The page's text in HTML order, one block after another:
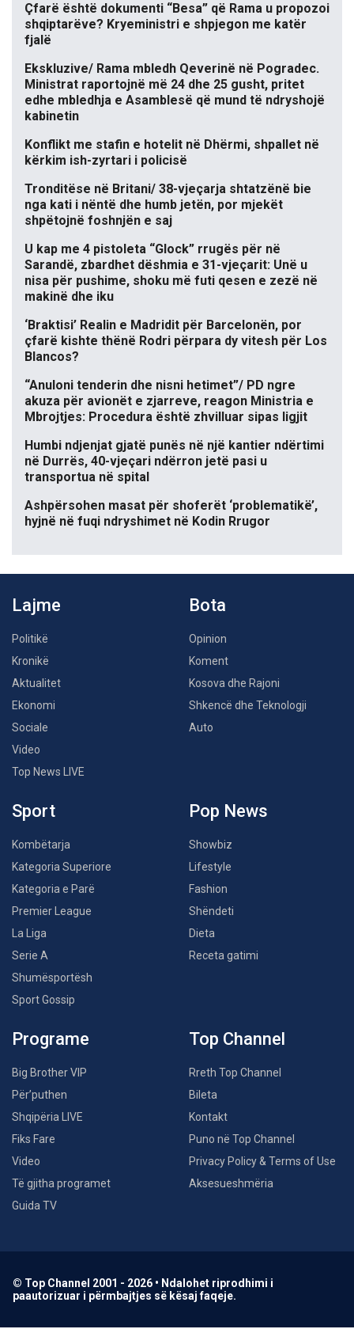
Çfarë është dokumenti “Besa” që Rama u propozoi
shqiptarëve? Kryeministri e shpjegon me katër
fjalë
Ekskluzive/ Rama mbledh Qeverinë në Pogradec.
Ministrat raportojnë më 24 dhe 25 gusht, pritet
edhe mbledhja e Asamblesë që mund të ndryshojë
kabinetin
Konflikt me stafin e hotelit në Dhërmi, shpallet në
kërkim ish-zyrtari i policisë
Tronditëse në Britani/ 38-vjeçarja shtatzënë bie
nga kati i nëntë dhe humb jetën, por mjekët
shpëtojnë foshnjën e saj
U kap me 4 pistoleta “Glock” rrugës për në
Sarandë, zbardhet dëshmia e 31-vjeçarit: Unë u
nisa për pushime, shoku më futi qesen e zezë në
makinë dhe iku
‘Braktisi’ Realin e Madridit për Barcelonën, por
çfarë kishte thënë Rodri përpara dy vitesh për Los
Blancos?
“Anuloni tenderin dhe nisni hetimet”/ PD ngre
akuza për avionët e zjarreve, reagon Ministria e
Mbrojtjes: Procedura është zhvilluar sipas ligjit
Humbi ndjenjat gjatë punës në një kantier ndërtimi
në Durrës, 40-vjeçari ndërron jetë pasi u
transportua në spital
Ashpërsohen masat për shoferët ‘problematikë’,
hyjnë në fuqi ndryshimet në Kodin Rrugor
Lajme
Politikë
Kronikë
Aktualitet
Ekonomi
Sociale
Video
Top News LIVE
Bota
Opinion
Koment
Kosova dhe Rajoni
Shkencë dhe Teknologji
Auto
Sport
Kombëtarja
Kategoria Superiore
Kategoria e Parë
Premier League
La Liga
Serie A
Shumësportësh
Sport Gossip
Pop News
Showbiz
Lifestyle
Fashion
Shëndeti
Dieta
Receta gatimi
Programe
Big Brother VIP
Për’puthen
Shqipëria LIVE
Fiks Fare
Video
Të gjitha programet
Guida TV
Top Channel
Rreth Top Channel
Bileta
Kontakt
Puno në Top Channel
Privacy Policy & Terms of Use
Aksesueshmëria
© Top Channel 2001 - 2026 • Ndalohet riprodhimi i
paautorizuar i përmbajtjes së kësaj faqeje.